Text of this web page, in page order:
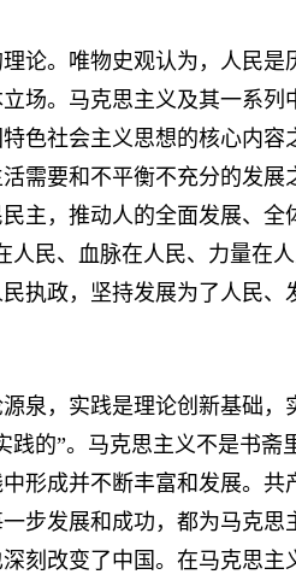
。唯物史观认为，人民是
场。马克思主义及其一系列
色社会主义思想的核心内容
需要和不平衡不充分的发展
主，推动人的全面发展、全
人民、血脉在人民、力量在
执政，坚持发展为了人民、
，实践是理论创新基础，
践的”。马克思主义不是书斋
形成并不断丰富和发展。共
步发展和成功，都为马克
刻改变了中国。在马克思